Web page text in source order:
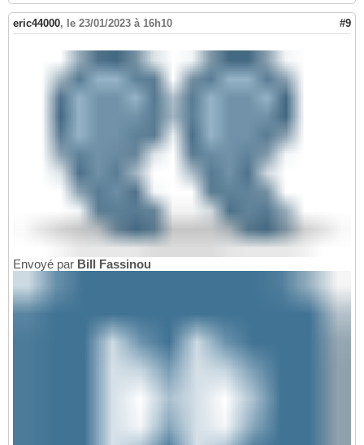
eric44000, le 23/01/2023 à 16h10 #9
Envoyé par Bill Fassinou